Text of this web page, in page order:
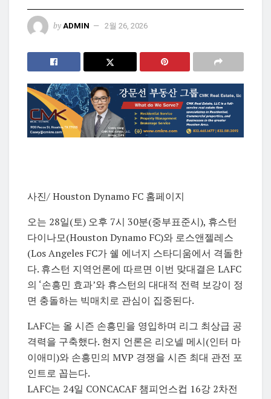
by ADMIN 2월 26, 2026
사진/Houston Dynamo FC 홈페이지
오는 28일(토) 오후 7시 30분(중부표준시), 휴스턴
다이나모(Houston Dynamo FC)와 로스앤젤레스
(Los Angeles FC가 쉘 에너지 스타디움에서 격돌한
다. 휴스턴 지역언론에 따르면 이번 맞대결은 LAFC
의 ‘손흥민 효과’와 휴스턴의 대대적 전력 보강이 정
면 충돌하는 빅매치로 관심이 집중된다.
LAFC는 올 시즌 손흥민을 영입하며 리그 최상급 공
격력을 구축했다. 현지 언론은 리오넬 메시(인터 마
이애미)와 손흥민의 MVP 경쟁을 시즌 최대 관전 포
인트로 꼽는다.
LAFC는 24일 CONCACAF 챔피언스컵 16강 2차전